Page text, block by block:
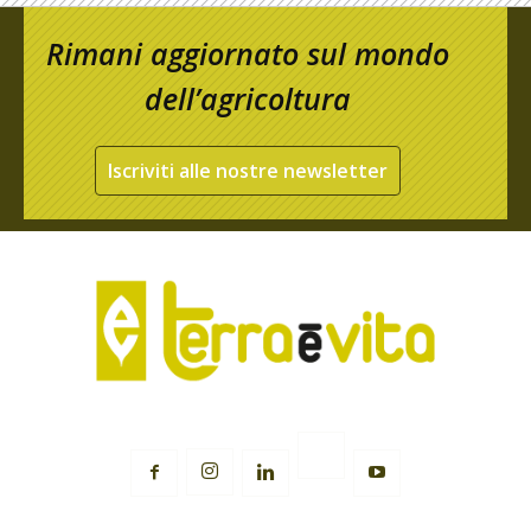
Rimani aggiornato sul mondo
dell’agricoltura
Iscriviti alle nostre newsletter